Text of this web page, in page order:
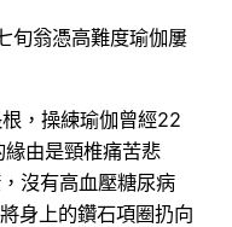
旬翁憑高難度瑜伽屢
，操練瑜伽曾經22
由是頸椎痛苦悲
沒有高血壓糖尿病
身上的鑽石項圈扔向